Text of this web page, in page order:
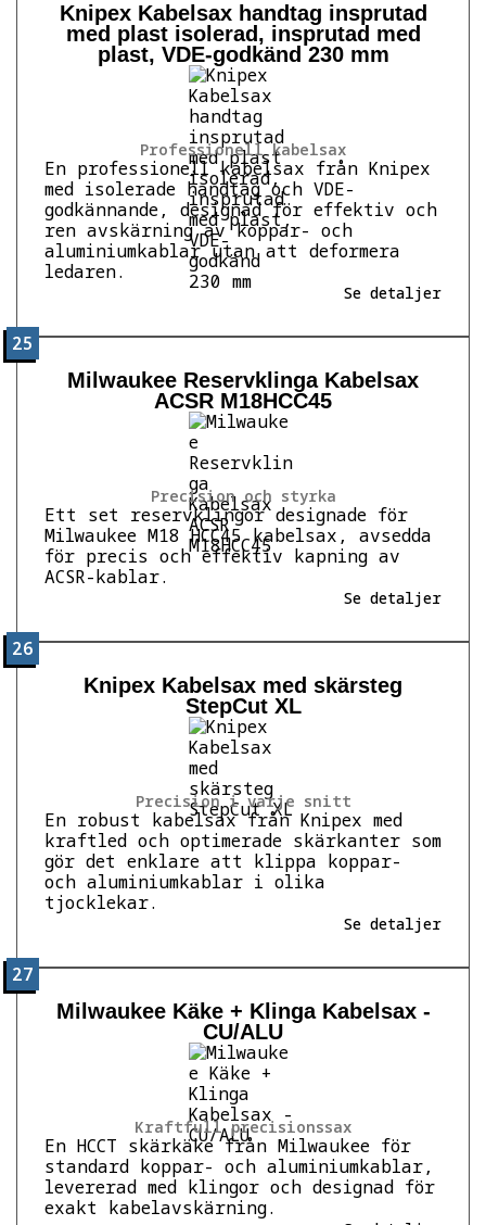
Professionell kabelsax
Knipex Kabelsax handtag insprutad
med plast isolerad, insprutad med
plast, VDE-godkänd 230 mm
En professionell kabelsax från Knipex
med isolerade handtag och VDE-
godkännande, designad för effektiv och
ren avskärning av koppar- och
aluminiumkablar utan att deformera
ledaren.
Se detaljer
25
Precision och styrka
Milwaukee Reservklinga Kabelsax
ACSR M18HCC45
Ett set reservklingor designade för
Milwaukee M18 HCC45 kabelsax, avsedda
för precis och effektiv kapning av
ACSR-kablar.
Se detaljer
26
Precision i varje snitt
Knipex Kabelsax med skärsteg
StepCut XL
En robust kabelsax från Knipex med
kraftled och optimerade skärkanter som
gör det enklare att klippa koppar-
och aluminiumkablar i olika
tjocklekar.
Se detaljer
27
Kraftfull precisionssax
Milwaukee Käke + Klinga Kabelsax -
CU/ALU
En HCCT skärkäke från Milwaukee för
standard koppar- och aluminiumkablar,
levererad med klingor och designad för
exakt kabelavskärning.